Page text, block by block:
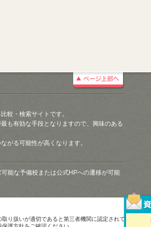
較・検索サイトです。
も有効な手段となりますので、興味のある
がる可能性が高くなります。
能な予備校または公式HPへの遷移が可能
り扱いが適切であると第三者機関に認定されて
護方針をご確認ください。